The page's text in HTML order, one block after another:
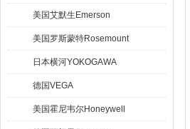
美国艾默生Emerson
美国罗斯蒙特Rosemount
日本横河YOKOGAWA
德国VEGA
美国霍尼韦尔Honeywell